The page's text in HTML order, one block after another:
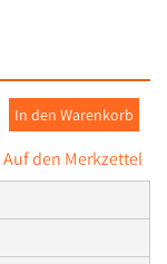
In den Warenkorb
Auf den Merkzettel